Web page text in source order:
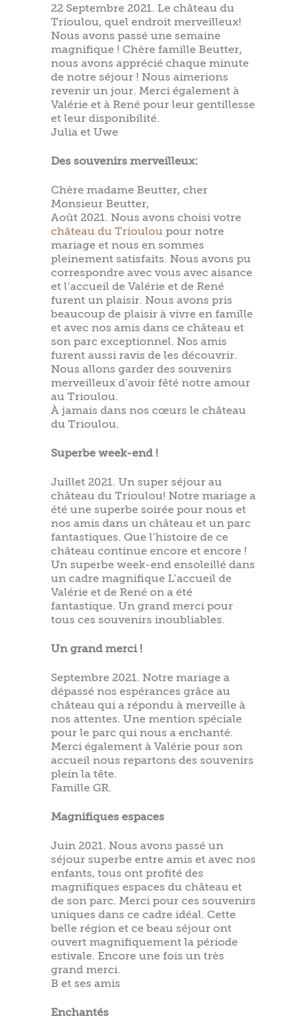
22 Septembre 2021. Le château du
Trioulou, quel endroit merveilleux!
Nous avons passé une semaine
magnifique ! Chère famille Beutter,
nous avons apprécié chaque minute
de notre séjour ! Nous aimerions
revenir un jour. Merci également à
Valérie et à René pour leur gentillesse
et leur disponibilité.
Julia et Uwe
Des souvenirs merveilleux:
Chère madame Beutter, cher
Monsieur Beutter,
Août 2021. Nous avons choisi votre
château du Trioulou pour notre
mariage et nous en sommes
pleinement satisfaits. Nous avons pu
correspondre avec vous avec aisance
et l’accueil de Valérie et de René
furent un plaisir. Nous avons pris
beaucoup de plaisir à vivre en famille
et avec nos amis dans ce château et
son parc exceptionnel. Nos amis
furent aussi ravis de les découvrir.
Nous allons garder des souvenirs
merveilleux d’avoir fêté notre amour
au Trioulou.
À jamais dans nos cœurs le château
du Trioulou.
Superbe week-end !
Juillet 2021. Un super séjour au
château du Trioulou! Notre mariage a
été une superbe soirée pour nous et
nos amis dans un château et un parc
fantastiques. Que l’histoire de ce
château continue encore et encore !
Un superbe week-end ensoleillé dans
un cadre magnifique L’accueil de
Valérie et de René on a été
fantastique. Un grand merci pour
tous ces souvenirs inoubliables.
Un grand merci !
Septembre 2021. Notre mariage a
dépassé nos espérances grâce au
château qui a répondu à merveille à
nos attentes. Une mention spéciale
pour le parc qui nous a enchanté.
Merci également à Valérie pour son
accueil nous repartons des souvenirs
plein la tête.
Famille GR.
Magnifiques espaces
Juin 2021. Nous avons passé un
séjour superbe entre amis et avec nos
enfants, tous ont profité des
magnifiques espaces du château et
de son parc. Merci pour ces souvenirs
uniques dans ce cadre idéal. Cette
belle région et ce beau séjour ont
ouvert magnifiquement la période
estivale. Encore une fois un très
grand merci.
B et ses amis
Enchantés